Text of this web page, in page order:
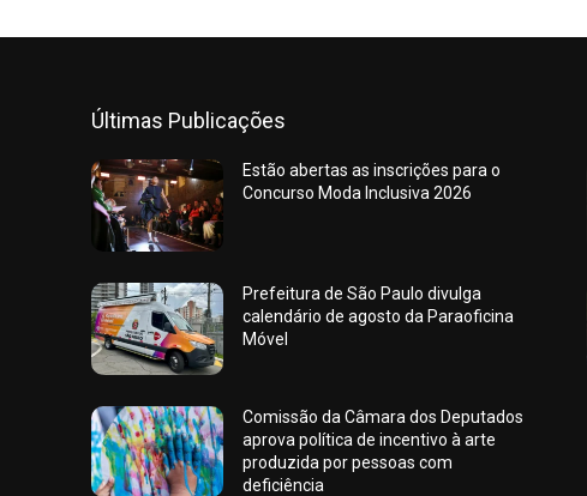
Últimas Publicações
Estão abertas as inscrições para o
Concurso Moda Inclusiva 2026
Prefeitura de São Paulo divulga
calendário de agosto da Paraoficina
Móvel
Comissão da Câmara dos Deputados
aprova política de incentivo à arte
produzida por pessoas com
deficiência